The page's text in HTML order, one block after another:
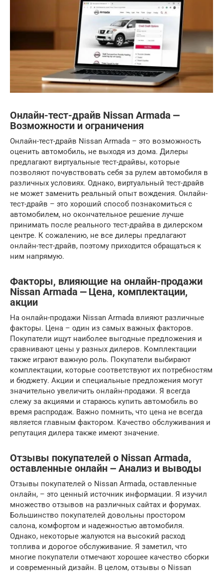
Онлайн-тест-драйв Nissan Armada ⎼
Возможности и ограничения
Онлайн-тест-драйв Nissan Armada – это возможность
оценить автомобиль, не выходя из дома. Дилеры
предлагают виртуальные тест-драйвы, которые
позволяют почувствовать себя за рулем автомобиля в
различных условиях. Однако, виртуальный тест-драйв
не может заменить реальный опыт вождения. Онлайн-
тест-драйв – это хороший способ познакомиться с
автомобилем, но окончательное решение лучше
принимать после реального тест-драйва в дилерском
центре. К сожалению, не все дилеры предлагают
онлайн-тест-драйв, поэтому приходится обращаться к
ним напрямую.
Факторы, влияющие на онлайн-продажи
Nissan Armada ⎼ Цена, комплектации,
акции
На онлайн-продажи Nissan Armada влияют различные
факторы. Цена – один из самых важных факторов.
Покупатели ищут наиболее выгодные предложения и
сравнивают цены у разных дилеров. Комплектации
также играют важную роль. Покупатели выбирают
комплектации, которые соответствуют их потребностям
и бюджету. Акции и специальные предложения могут
значительно увеличить онлайн-продажи. Я всегда
слежу за акциями и стараюсь купить автомобиль во
время распродаж. Важно помнить, что цена не всегда
является главным фактором. Качество обслуживания и
репутация дилера также имеют значение.
Отзывы покупателей о Nissan Armada,
оставленные онлайн ౼ Анализ и выводы
Отзывы покупателей о Nissan Armada, оставленные
онлайн, – это ценный источник информации. Я изучил
множество отзывов на различных сайтах и форумах.
Большинство покупателей довольны простором
салона, комфортом и надежностью автомобиля.
Однако, некоторые жалуются на высокий расход
топлива и дорогое обслуживание. Я заметил, что
многие покупатели отмечают хорошее качество сборки
и современный дизайн. В целом, отзывы о Nissan